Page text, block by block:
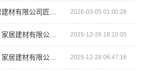
精匠饰家广州家居建材有限公司匠心工艺值得信赖 2026-03-05 01:00:28
精匠饰家（广州）家居建材有限公司诠释品质生活美学 2025-12-26 18:10:05
精匠饰家（广州）家居建材有限公司：专注全屋整装服务 2025-12-28 06:47:16